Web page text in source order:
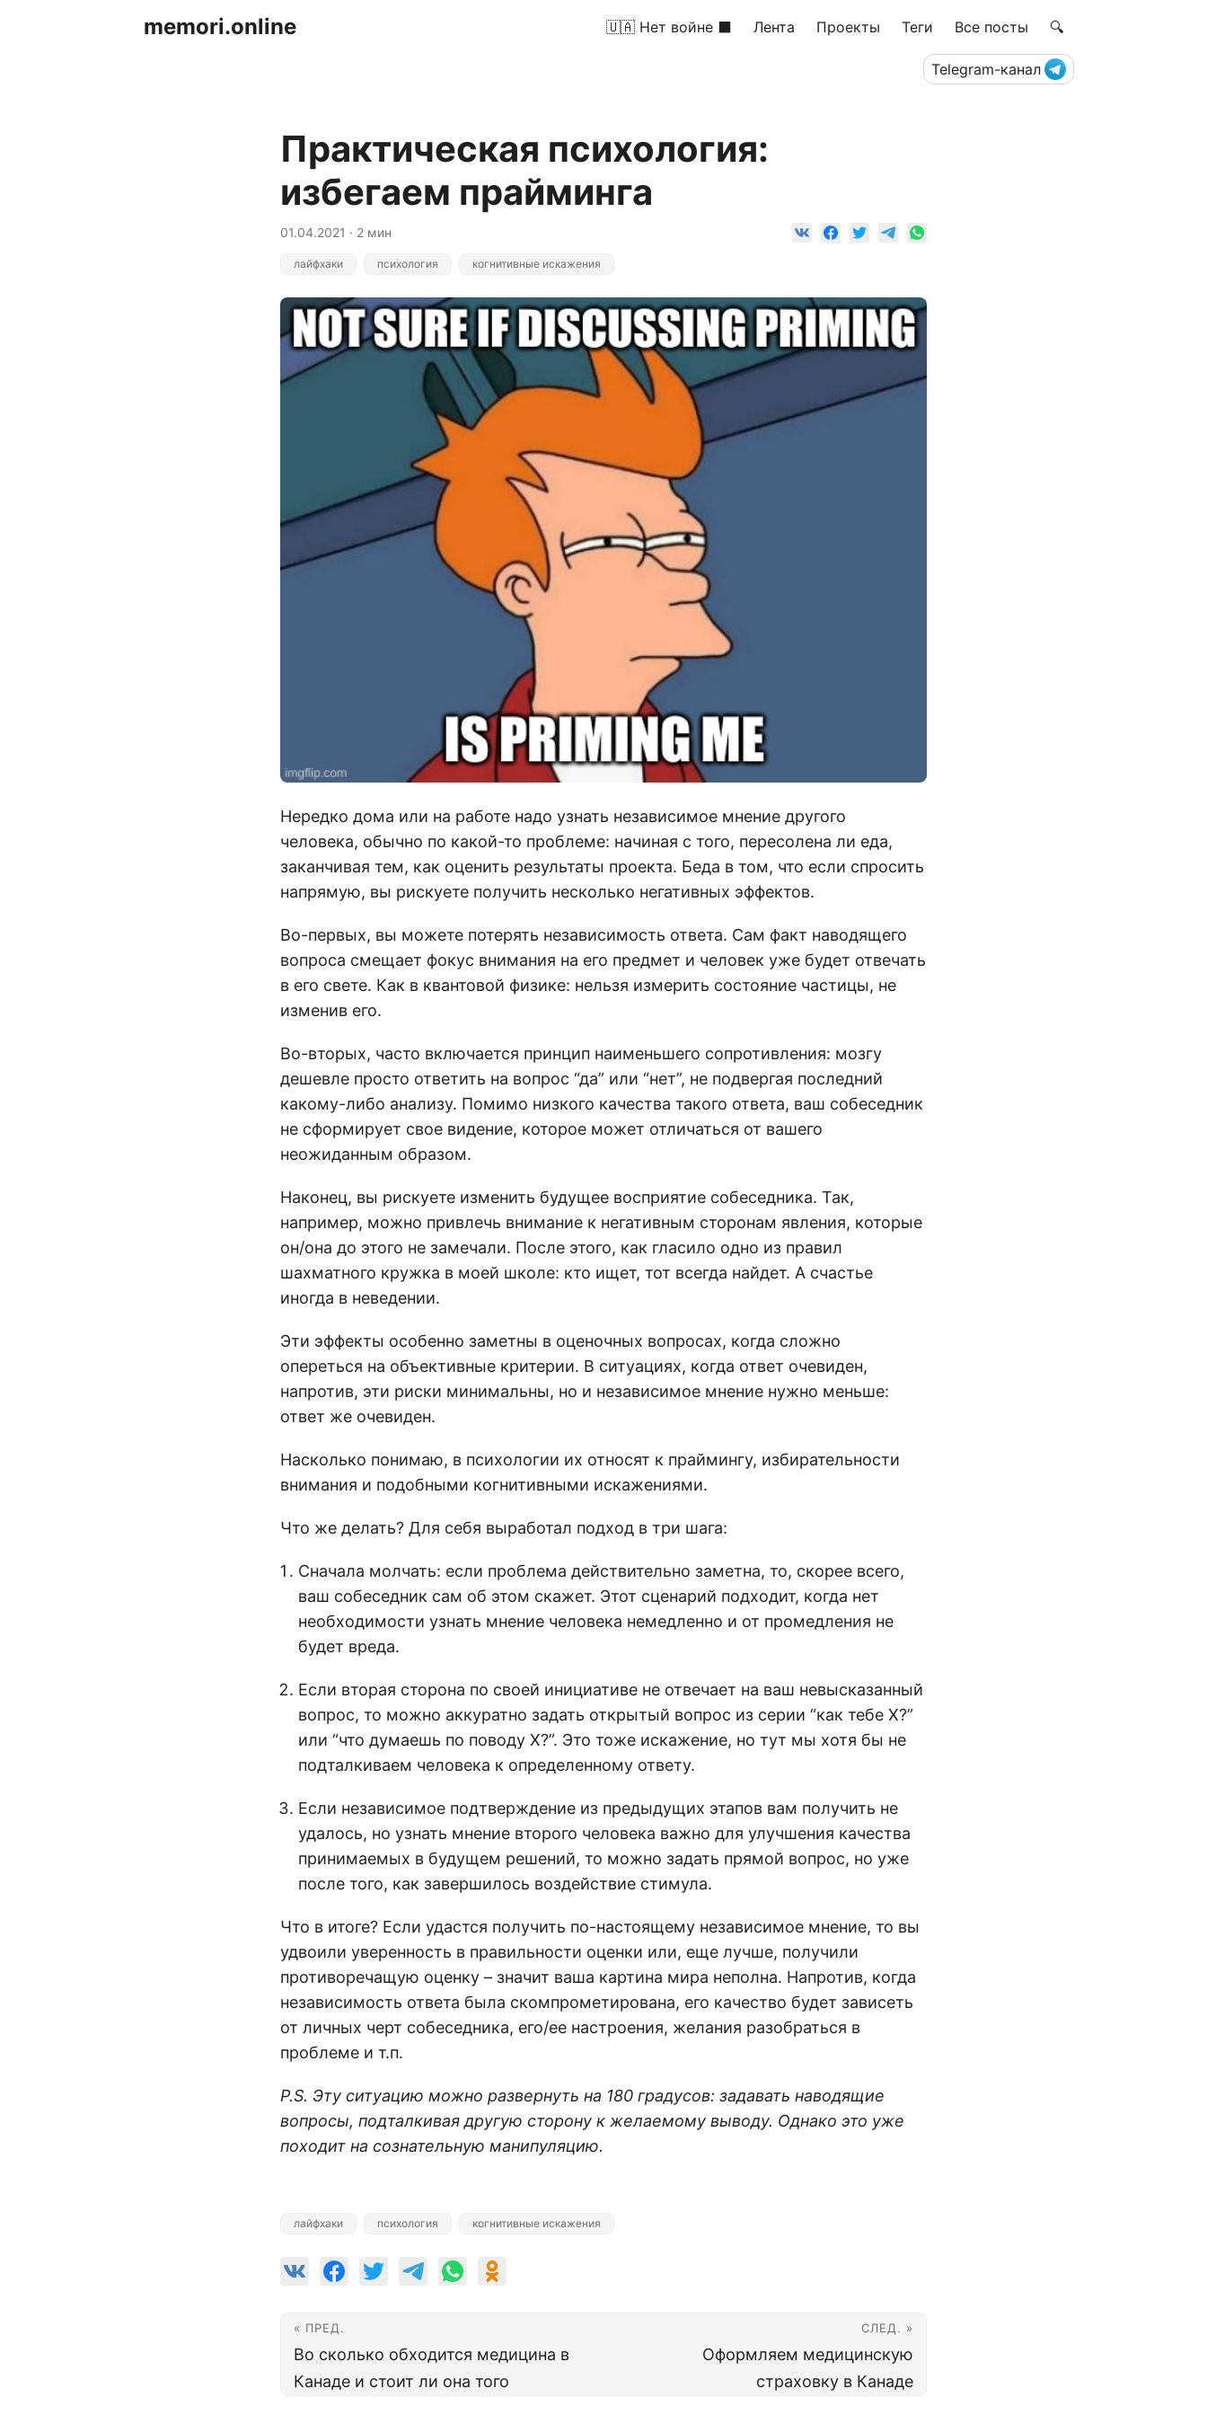
memori.online 🇺🇦 Нет войне ⬛ Лента Проекты Теги Все посты 🔍
Telegram-канал
Практическая психология:
избегаем прайминга
01.04.2021 · 2 мин
лайфхаки психология когнитивные искажения
Нередко дома или на работе надо узнать независимое мнение другого
человека, обычно по какой-то проблеме: начиная с того, пересолена ли еда,
заканчивая тем, как оценить результаты проекта. Беда в том, что если спросить
напрямую, вы рискуете получить несколько негативных эффектов.
Во-первых, вы можете потерять независимость ответа. Сам факт наводящего
вопроса смещает фокус внимания на его предмет и человек уже будет отвечать
в его свете. Как в квантовой физике: нельзя измерить состояние частицы, не
изменив его.
Во-вторых, часто включается принцип наименьшего сопротивления: мозгу
дешевле просто ответить на вопрос “да” или “нет”, не подвергая последний
какому-либо анализу. Помимо низкого качества такого ответа, ваш собеседник
не сформирует свое видение, которое может отличаться от вашего
неожиданным образом.
Наконец, вы рискуете изменить будущее восприятие собеседника. Так,
например, можно привлечь внимание к негативным сторонам явления, которые
он/она до этого не замечали. После этого, как гласило одно из правил
шахматного кружка в моей школе: кто ищет, тот всегда найдет. А счастье
иногда в неведении.
Эти эффекты особенно заметны в оценочных вопросах, когда сложно
опереться на объективные критерии. В ситуациях, когда ответ очевиден,
напротив, эти риски минимальны, но и независимое мнение нужно меньше:
ответ же очевиден.
Насколько понимаю, в психологии их относят к праймингу, избирательности
внимания и подобными когнитивными искажениями.
Что же делать? Для себя выработал подход в три шага:
Сначала молчать: если проблема действительно заметна, то, скорее всего,
ваш собеседник сам об этом скажет. Этот сценарий подходит, когда нет
необходимости узнать мнение человека немедленно и от промедления не
будет вреда.
Если вторая сторона по своей инициативе не отвечает на ваш невысказанный
вопрос, то можно аккуратно задать открытый вопрос из серии “как тебе Х?”
или “что думаешь по поводу Х?”. Это тоже искажение, но тут мы хотя бы не
подталкиваем человека к определенному ответу.
Если независимое подтверждение из предыдущих этапов вам получить не
удалось, но узнать мнение второго человека важно для улучшения качества
принимаемых в будущем решений, то можно задать прямой вопрос, но уже
после того, как завершилось воздействие стимула.
Что в итоге? Если удастся получить по-настоящему независимое мнение, то вы
удвоили уверенность в правильности оценки или, еще лучше, получили
противоречащую оценку – значит ваша картина мира неполна. Напротив, когда
независимость ответа была скомпрометирована, его качество будет зависеть
от личных черт собеседника, его/ее настроения, желания разобраться в
проблеме и т.п.
P.S. Эту ситуацию можно развернуть на 180 градусов: задавать наводящие
вопросы, подталкивая другую сторону к желаемому выводу. Однако это уже
походит на сознательную манипуляцию.
лайфхаки психология когнитивные искажения
« ПРЕД.
Во сколько обходится медицина в
Канаде и стоит ли она того
СЛЕД. »
Оформляем медицинскую
страховку в Канаде